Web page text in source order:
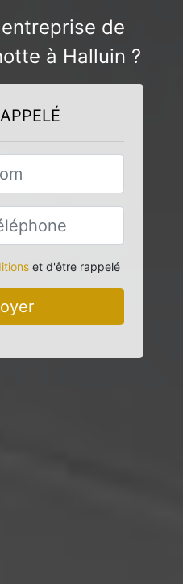
entreprise de
à Halluin ?
et d'être rappelé